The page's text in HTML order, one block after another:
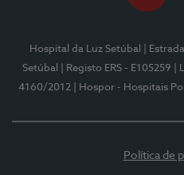
Hospital da Luz Setúbal
|
Setúbal
| Registo ERS - E105259
|
4160/2012
| Hospor - Hospitais
Política de